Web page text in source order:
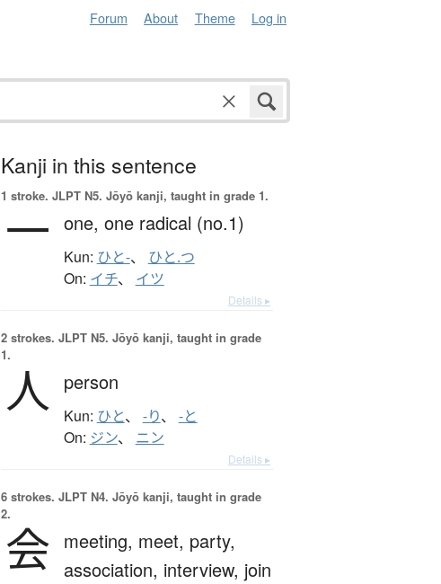
Forum About Theme Log in
Kanji in this sentence
1 stroke. JLPT N5. Jōyō kanji, taught in grade 1.
一 one, one radical (no.1)
Kun: ひと-、 ひと.つ
On: イチ、 イツ
Details ▸
2 strokes. JLPT N5. Jōyō kanji, taught in grade
1.
人 person
Kun: ひと、 -り、 -と
On: ジン、 ニン
Details ▸
6 strokes. JLPT N4. Jōyō kanji, taught in grade
2.
会 meeting, meet, party,
association, interview, join